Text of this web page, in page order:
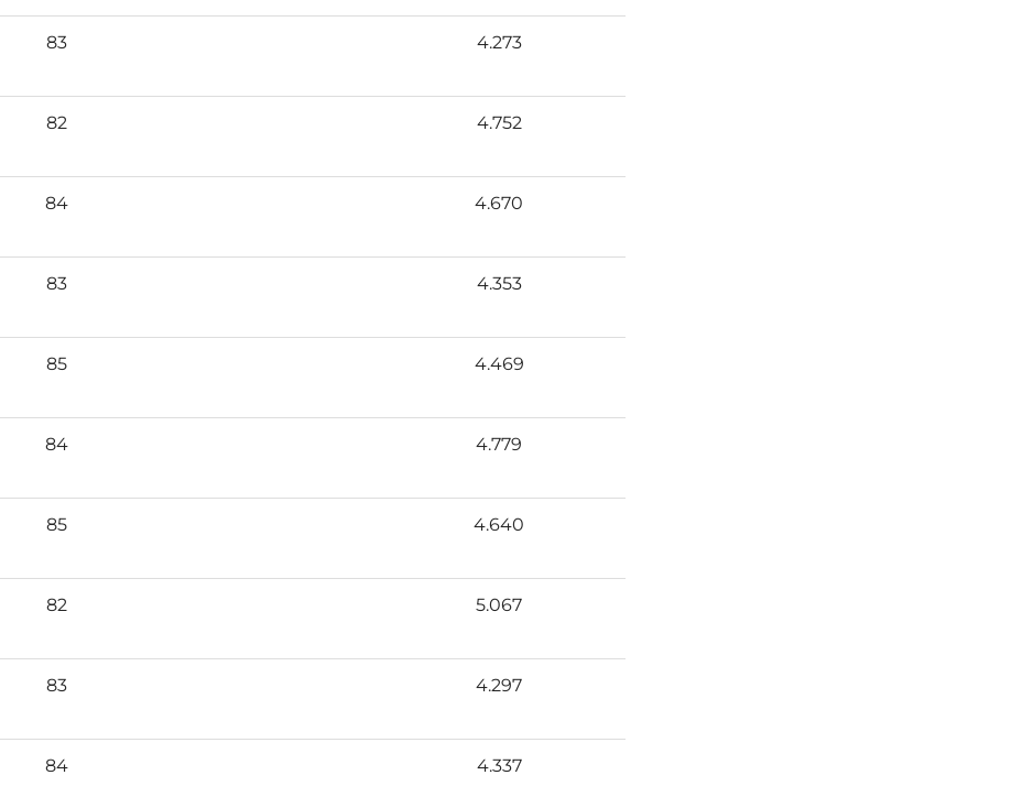
83 4.273
82 4.752
84 4.670
83 4.353
85 4.469
84 4.779
85 4.640
82 5.067
83 4.297
84 4.337